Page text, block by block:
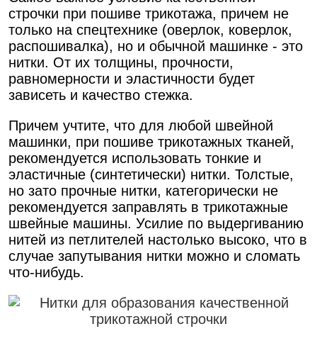
строчки при пошиве трикотажа, причем не
только на спецтехнике (оверлок, коверлок,
распошивалка), но и обычной машинке - это
нитки. От их толщины, прочности,
равномерности и эластичности будет
зависеть и качество стежка.
Причем учтите, что для любой швейной
машинки, при пошиве трикотажных тканей,
рекомендуется использовать тонкие и
эластичные (синтетически) нитки. Толстые,
но зато прочные нитки, категорически не
рекомендуется заправлять в трикотажные
швейные машины. Усилие по выдергиванию
нитей из петлителей настолько высоко, что в
случае запутывания нитки можно и сломать
что-нибудь.